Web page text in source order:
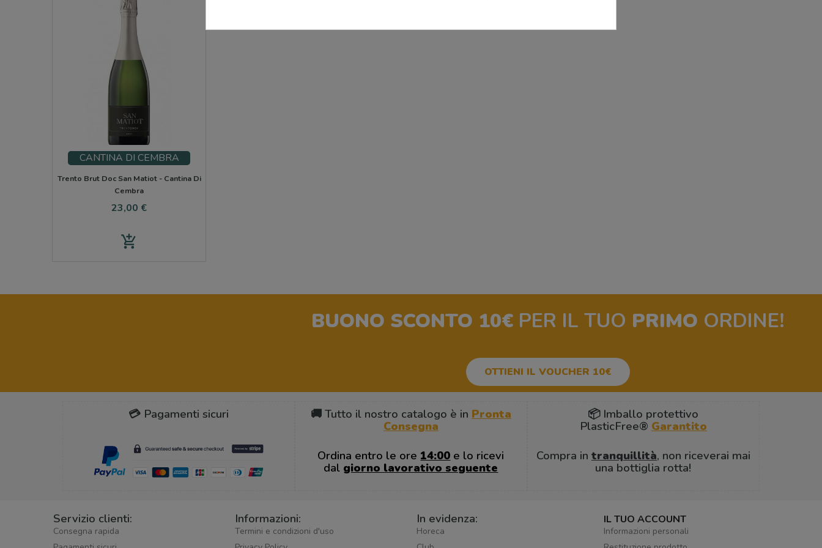
CANTINA DI CEMBRA
Trento Brut Doc San Matiot - Cantina Di
Cembra
Prezzo
23,00 €
add_shopping_cart
BUONO SCONTO 10€ PER IL TUO PRIMO ORDINE!
OTTIENI IL VOUCHER 10€
💳 Pagamenti sicuri 🚚 Tutto il nostro catalogo è in Pronta
Consegna
Ordina entro le ore 14:00 e lo ricevi
dal giorno lavorativo seguente
📦 Imballo protettivo
PlasticFree® Garantito
Compra in tranquillità, non riceverai mai
una bottiglia rotta!
Servizio clienti:
Consegna rapida
Informazioni:
Termini e condizioni d'uso
In evidenza:
Horeca
IL TUO ACCOUNT
Informazioni personali